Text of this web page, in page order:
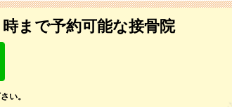
まで予約可能な接骨院
い。